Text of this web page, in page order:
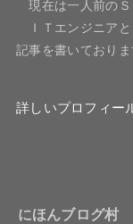
現在は一人前のＳ
ＩＴエンジニアと
記事を書いておりま
詳しいプロフィー
にほんブログ村